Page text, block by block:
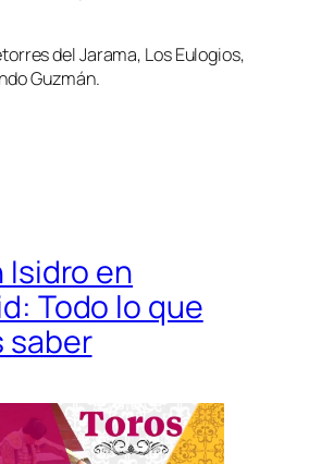
del Jarama, Los Eulogios,
Guzmán.
Isidro en
Todo lo que
saber